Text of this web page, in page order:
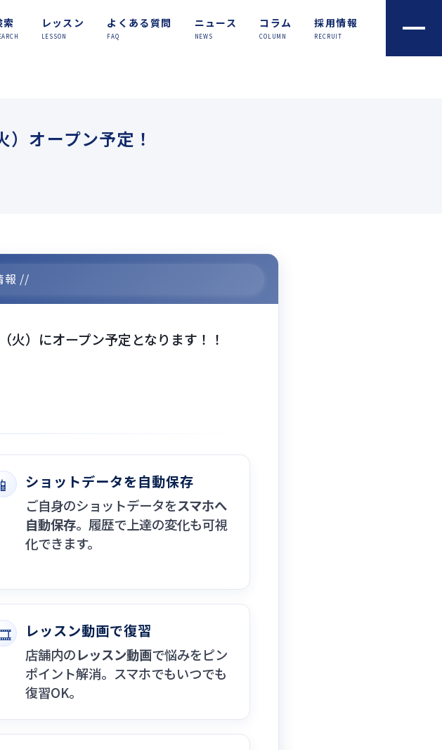
索 レッスン
LESSON
よくある質問
FAQ
ニュース
NEWS
コラム
COLUMN
採用情報
RECRUIT
）オープン予定！
報 //
火）にオープン予定となります！！
📱 ショットデータを自動保存
ご自身のショットデータをスマホへ
自動保存。履歴で上達の変化も可視
化できます。
レッスン動画で復習
店舗内のレッスン動画で悩みをピン
ポイント解消。スマホでもいつでも
復習OK。